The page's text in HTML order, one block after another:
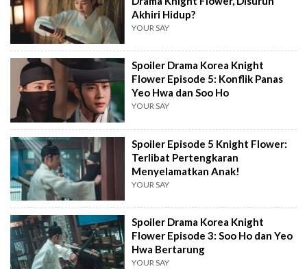
Akhiri Hidup?
YOUR SAY
Spoiler Drama Korea Knight
Flower Episode 5: Konflik Panas
Yeo Hwa dan Soo Ho
YOUR SAY
Spoiler Episode 5 Knight Flower:
Terlibat Pertengkaran
Menyelamatkan Anak!
YOUR SAY
Spoiler Drama Korea Knight
Flower Episode 3: Soo Ho dan Yeo
Hwa Bertarung
YOUR SAY